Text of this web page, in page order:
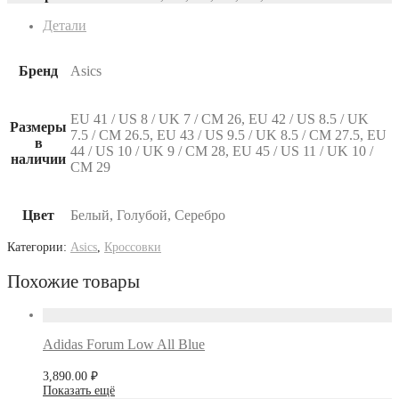
Детали
Бренд Asics
Размеры
в
наличии
EU 41 / US 8 / UK 7 / СМ 26, EU 42 / US 8.5 / UK
7.5 / СМ 26.5, EU 43 / US 9.5 / UK 8.5 / СМ 27.5, EU
44 / US 10 / UK 9 / СМ 28, EU 45 / US 11 / UK 10 /
СМ 29
Цвет Белый, Голубой, Серебро
Категории: Asics, Кроссовки
Похожие товары
Adidas Forum Low All Blue
3,890.00 ₽
Показать ещё